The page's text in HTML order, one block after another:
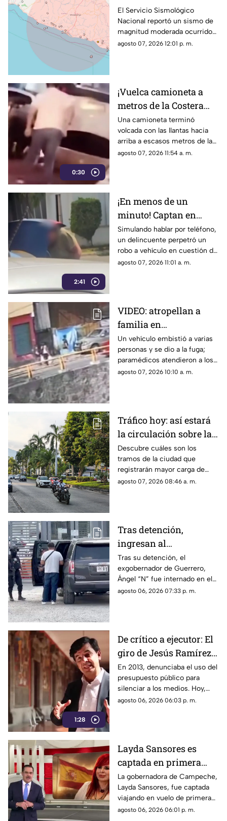
Guerrero hoy viernes;
así fue la intensidad
El Servicio Sismológico
Nacional reportó un sismo de
magnitud moderada ocurrido
sobre las costas del estado; así
agosto 07, 2026 12:01 p. m.
0:30
¡Vuelca camioneta a
metros de la Costera
Miguel Alemán en
Acapulco!
Una camioneta terminó
volcada con las llantas hacia
arriba a escasos metros de la
Costera Miguel Alemán.
agosto 07, 2026 11:54 a. m.
2:41
¡En menos de un
minuto! Captan en
video "cristalazo"
express en la zona
Diamante de Acapulco
Simulando hablar por teléfono,
un delincuente perpetró un
robo a vehículo en cuestión de
segundos.
agosto 07, 2026 11:01 a. m.
VIDEO: atropellan a
familia en
Chilpancingo; el chofer
huyó
Un vehículo embistió a varias
personas y se dio a la fuga;
paramédicos atendieron a los
lesionados tras el impacto
agosto 07, 2026 10:10 a. m.
Tráfico hoy: así estará
la circulación sobre las
avenidas de Acapulco
Descubre cuáles son los
tramos de la ciudad que
registrarán mayor carga de
vehículos y las zonas donde el
agosto 07, 2026 08:46 a. m.
Tras detención,
ingresan al
exgobernador Ángel
"N" al penal del
Altiplano
Tras su detención, el
exgobernador de Guerrero,
Ángel “N” fue internado en el
penal del Altiplano; esto es lo
agosto 06, 2026 07:33 p. m.
1:28
De crítico a ejecutor: El
giro de Jesús Ramírez
Cuevas sobre la
censura y la publicidad
oficial
En 2013, denunciaba el uso del
presupuesto público para
silenciar a los medios. Hoy,
Jesús Ramírez Cuevas es
agosto 06, 2026 06:03 p. m.
Layda Sansores es
captada en primera
clase rumbo a España
junto a la directora del
DIF
La gobernadora de Campeche,
Layda Sansores, fue captada
viajando en vuelo de primera
clase con destino a España en
agosto 06, 2026 06:01 p. m.